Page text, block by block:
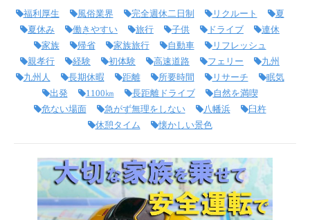
福利厚生 風俗業界 完全週休二日制 リクルート
夏
夏休み
働きやすい 旅行 子供 ドライブ
連休
家族
帰省 家族旅行 自動車
リフレッシュ
親孝行
経験 初体験 高速道路 フェリー
九州
九州人
長期休暇 距離 所要時間 リサーチ
眠気
出発
1100㎞ 長距離ドライブ
自然を満喫
危ない場面
急がず無理をしない 八幡浜
臼杵
休憩タイム
懐かしい景色